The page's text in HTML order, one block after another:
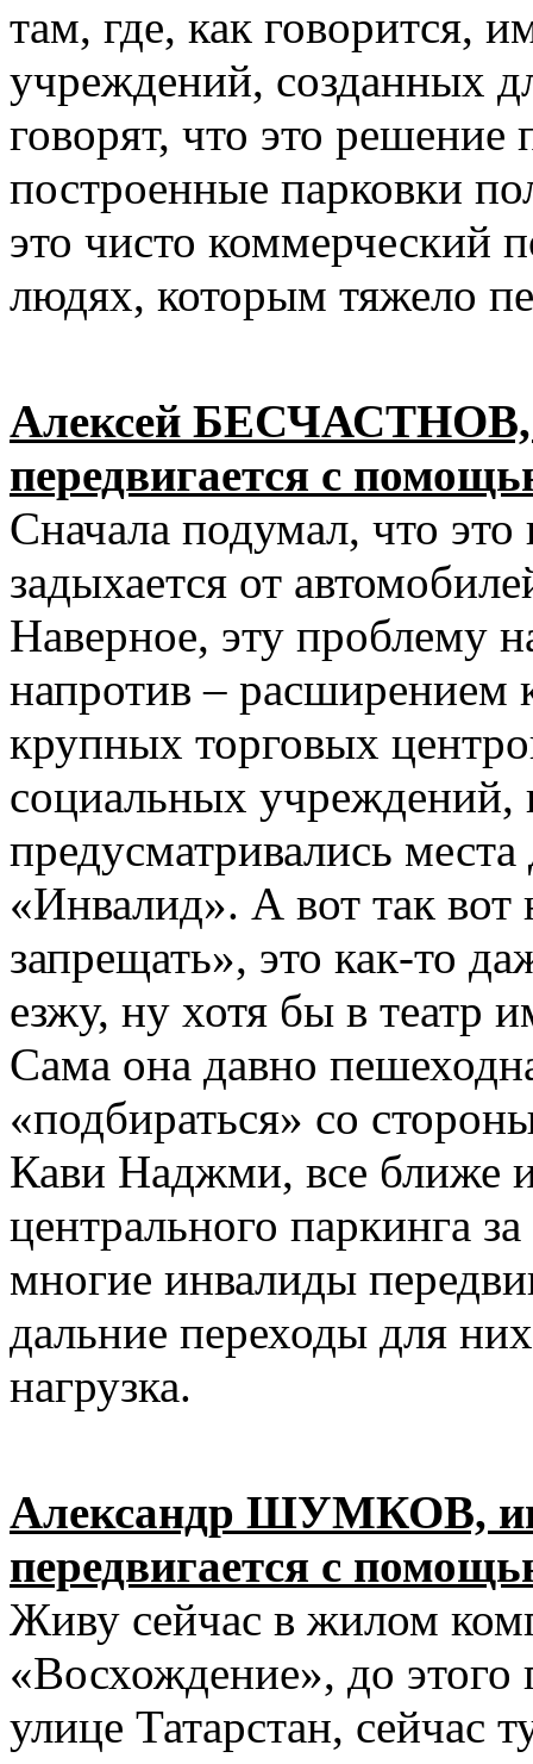
там, где, как говорится,
учреждений, созданных
говорят, что это решение
построенные парковки
это чисто коммерческий
людях, которым тяжело
Алексей БЕСЧАСТНОВ,
передвигается с
Сначала подумал, что
задыхается от
Наверное, эту проблему
напротив – расширением
крупных торговых
социальных учреждений,
предусматривались
«Инвалид». А вот так
запрещать», это как-то
езжу, ну хотя бы в театр
Сама она давно
«подбираться» со
Кави Наджми, все ближе
центрального паркинга
многие инвалиды
дальние переходы для
нагрузка.
Александр ШУМКОВ,
передвигается с
Живу сейчас в жилом
«Восхождение», до
улице Татарстан, сейчас